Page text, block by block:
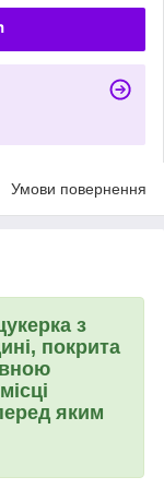
Умови повернення
з
покрита
яким